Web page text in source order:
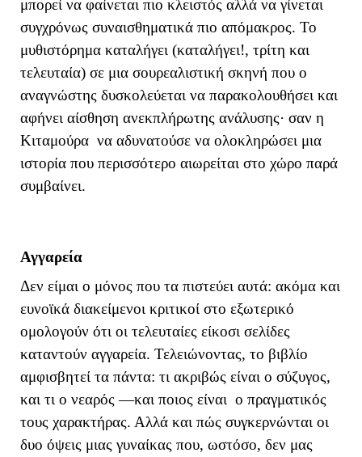
μπορεί να φαίνεται πιο κλειστός αλλά να γίνεται
συγχρόνως συναισθηματικά πιο απόμακρος. Το
μυθιστόρημα καταλήγει (καταλήγει!, τρίτη και
τελευταία) σε μια σουρεαλιστική σκηνή που ο
αναγνώστης δυσκολεύεται να παρακολουθήσει και
αφήνει αίσθηση ανεκπλήρωτης ανάλυσης· σαν η
Κιταμούρα να αδυνατούσε να ολοκληρώσει μια
ιστορία που περισσότερο αιωρείται στο χώρο παρά
συμβαίνει.
Αγγαρεία
Δεν είμαι ο μόνος που τα πιστεύει αυτά: ακόμα και
ευνοϊκά διακείμενοι κριτικοί στο εξωτερικό
ομολογούν ότι οι τελευταίες είκοσι σελίδες
καταντούν αγγαρεία. Τελειώνοντας, το βιβλίο
αμφισβητεί τα πάντα: τι ακριβώς είναι ο σύζυγος,
και τι ο νεαρός —και ποιος είναι ο πραγματικός
τους χαρακτήρας. Αλλά και πώς συγκερνώνται οι
δυο όψεις μιας γυναίκας που, ωστόσο, δεν μας